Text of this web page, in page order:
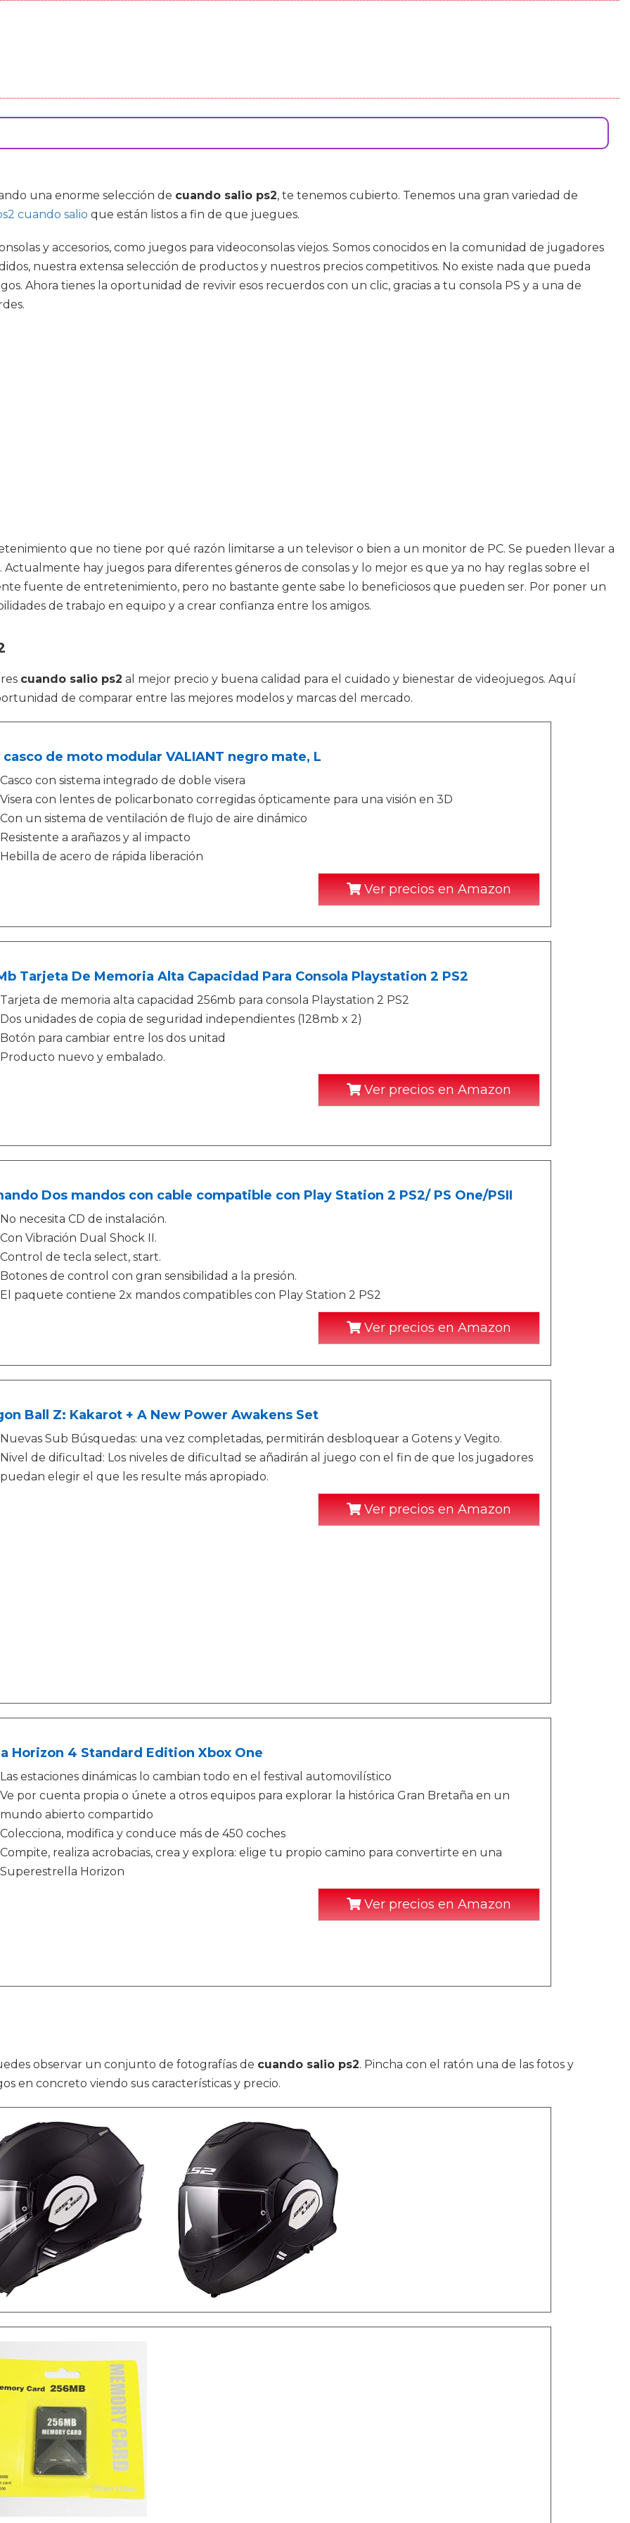
una enorme selección de cuando salio ps2, te tenemos cubierto. Tenemos una gran variedad de
cuando salio que están listos a fin de que juegues.
y accesorios, como juegos para videoconsolas viejos. Somos conocidos en la comunidad de jugadores
nuestra extensa selección de productos y nuestros precios competitivos. No existe nada que pueda
Ahora tienes la oportunidad de revivir esos recuerdos con un clic, gracias a tu consola PS y a una de
que no tiene por qué razón limitarse a un televisor o bien a un monitor de PC. Se pueden llevar a
hay juegos para diferentes géneros de consolas y lo mejor es que ya no hay reglas sobre el
fuente de entretenimiento, pero no bastante gente sabe lo beneficiosos que pueden ser. Por poner un
de trabajo en equipo y a crear confianza entre los amigos.
cuando salio ps2 al mejor precio y buena calidad para el cuidado y bienestar de videojuegos. Aquí
de comparar entre las mejores modelos y marcas del mercado.
casco de moto modular VALIANT negro mate, L
Casco con sistema integrado de doble visera
Visera con lentes de policarbonato corregidas ópticamente para una visión en 3D
Con un sistema de ventilación de flujo de aire dinámico
Resistente a arañazos y al impacto
Hebilla de acero de rápida liberación
Ver precios en Amazon
Tarjeta De Memoria Alta Capacidad Para Consola Playstation 2 PS2
Tarjeta de memoria alta capacidad 256mb para consola Playstation 2 PS2
Dos unidades de copia de seguridad independientes (128mb x 2)
Botón para cambiar entre los dos unitad
Producto nuevo y embalado.
Ver precios en Amazon
Dos mandos con cable compatible con Play Station 2 PS2/ PS One/PSII
No necesita CD de instalación.
Con Vibración Dual Shock II.
Control de tecla select, start.
Botones de control con gran sensibilidad a la presión.
El paquete contiene 2x mandos compatibles con Play Station 2 PS2
Ver precios en Amazon
Ball Z: Kakarot + A New Power Awakens Set
Nuevas Sub Búsquedas: una vez completadas, permitirán desbloquear a Gotens y Vegito.
Nivel de dificultad: Los niveles de dificultad se añadirán al juego con el fin de que los jugadores
puedan elegir el que les resulte más apropiado.
Ver precios en Amazon
Horizon 4 Standard Edition Xbox One
Las estaciones dinámicas lo cambian todo en el festival automovilístico
Ve por cuenta propia o únete a otros equipos para explorar la histórica Gran Bretaña en un
mundo abierto compartido
Colecciona, modifica y conduce más de 450 coches
Compite, realiza acrobacias, crea y explora: elige tu propio camino para convertirte en una
Superestrella Horizon
Ver precios en Amazon
observar un conjunto de fotografías de cuando salio ps2. Pincha con el ratón una de las fotos y
en concreto viendo sus características y precio.